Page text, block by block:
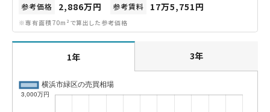
参考価格 2,886万円 参考賃料 17万5,751円
※専有面積70m²で算出した参考価格
1年 3年